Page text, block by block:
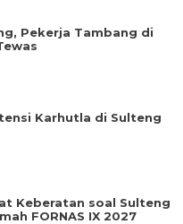
Pekerja Tambang di
Karhutla di Sulteng
Keberatan soal Sulteng
FORNAS IX 2027